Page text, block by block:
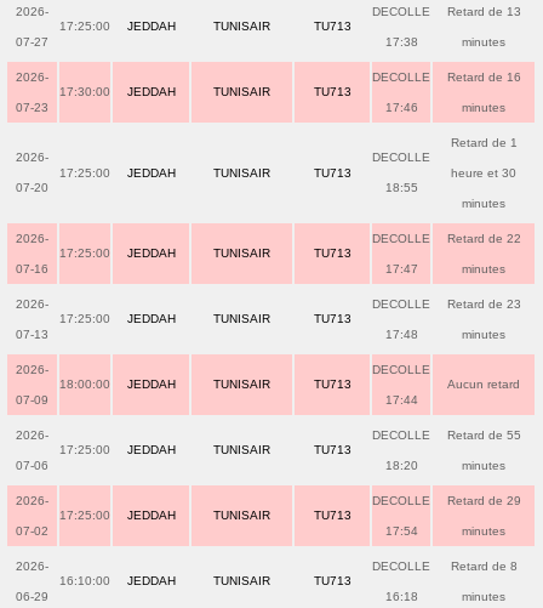
2026-
07-27
17:25:00 JEDDAH TUNISAIR TU713
DECOLLE
17:38
Retard de 13
minutes
2026-
07-23
17:30:00 JEDDAH TUNISAIR TU713
DECOLLE
17:46
Retard de 16
minutes
2026-
07-20
17:25:00 JEDDAH TUNISAIR TU713
DECOLLE
18:55
Retard de 1
heure et 30
minutes
2026-
07-16
17:25:00 JEDDAH TUNISAIR TU713
DECOLLE
17:47
Retard de 22
minutes
2026-
07-13
17:25:00 JEDDAH TUNISAIR TU713
DECOLLE
17:48
Retard de 23
minutes
2026-
07-09
18:00:00 JEDDAH TUNISAIR TU713
DECOLLE
17:44
Aucun retard
2026-
07-06
17:25:00 JEDDAH TUNISAIR TU713
DECOLLE
18:20
Retard de 55
minutes
2026-
07-02
17:25:00 JEDDAH TUNISAIR TU713
DECOLLE
17:54
Retard de 29
minutes
2026-
06-29
16:10:00 JEDDAH TUNISAIR TU713
DECOLLE
16:18
Retard de 8
minutes